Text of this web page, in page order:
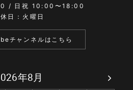
/ 日祝 10:00〜18:00
日：火曜日
チャンネルはこちら
年8月